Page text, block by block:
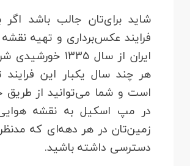
شاید برای‌تان جالب باشد اگر
فرایند عکس‌برداری و تهیه
ایران از سال 1335
هر چند سال یکبار این فرایند
است و شما می‌توانید از طریق
در مپ اسکیل به نقشه
زمین‌تان در هر دهه‌ای که
دسترسی داشته باشید.